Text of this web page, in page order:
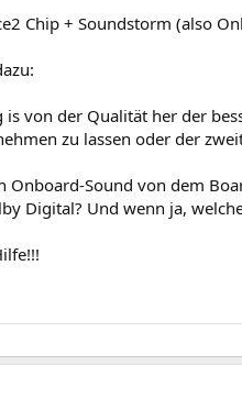
Chip + Soundstorm (also
is von der Qualität her der
zu lassen oder der
Onboard-Sound von dem
Digital? Und wenn ja,